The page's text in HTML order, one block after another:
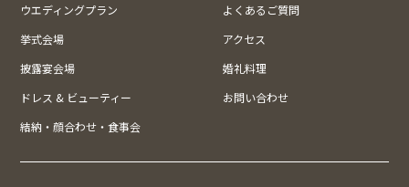
ウエディングプラン
よくあるご質問
挙式会場
アクセス
披露宴会場
婚礼料理
ドレス & ビューティー
お問い合わせ
結納・顔合わせ・食事会